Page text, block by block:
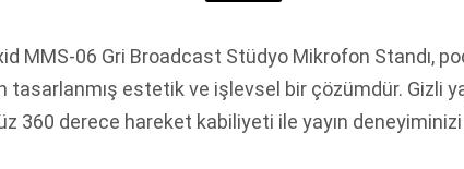
MMS-06 Gri Broadcast Stüdyo Mikrofon Standı,
estetik ve işlevsel bir çözümdür. Gizli
360 derece hareket kabiliyeti ile yayın deneyiminizi